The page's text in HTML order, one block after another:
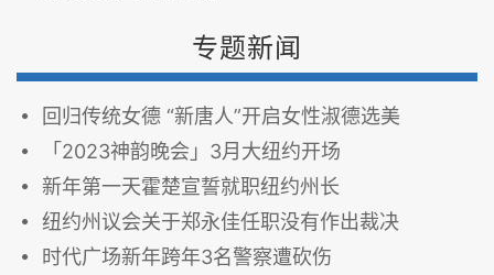
专题新闻
回归传统女德 “新唐人”开启女性淑德选美
「2023神韵晚会」3月大纽约开场
新年第一天霍楚宣誓就职纽约州长
纽约州议会关于郑永佳任职没有作出裁决
时代广场新年跨年3名警察遭砍伤